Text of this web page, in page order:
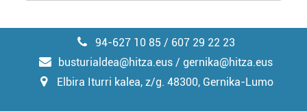
94-627 10 85 / 607 29 22 23
busturialdea@hitza.eus / gernika@hitza.eus
Elbira Iturri kalea, z/g. 48300, Gernika-Lumo